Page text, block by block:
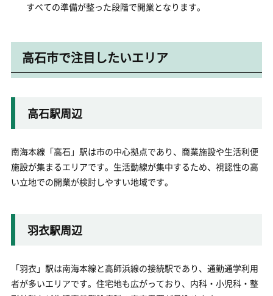
すべての準備が整った段階で開業となります。
高石市で注目したいエリア
高石駅周辺
南海本線「高石」駅は市の中心拠点であり、商業施設や生活利便
施設が集まるエリアです。生活動線が集中するため、視認性の高
い立地での開業が検討しやすい地域です。
羽衣駅周辺
「羽衣」駅は南海本線と高師浜線の接続駅であり、通勤通学利用
者が多いエリアです。住宅地も広がっており、内科・小児科・整